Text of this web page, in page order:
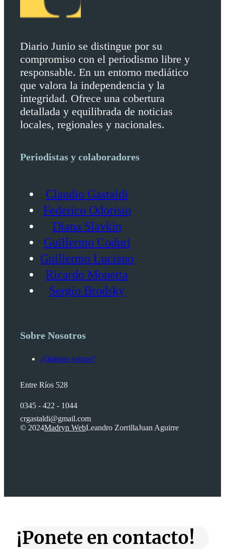
Diario Junio se distingue por su
compromiso con el periodismo libre y
responsable. En un entorno mediático
que valora la independencia y la
integridad. Ofrece una cobertura
detallada y equilibrada de noticias
locales, regionales y nacionales.
Periodistas y colaboradores
Claudio Gastaldi
Federico Odorisio
Diana Slavkin
Guillermo Coduri
Guillermo Luciano
Ricardo Monetta
Sergio Brodsky
Sobre Nosotros
¿Quienes somos?
Entre Ríos 528
0345 - 422 - 1044
crgastaldi@gmail.com
© 2024Madryn WebLeandro ZorrillaJuan Aguirre
¡Ponete en contacto!